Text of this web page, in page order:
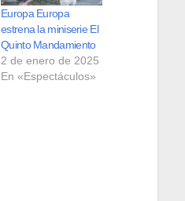
Europa Europa
estrena la miniserie El
Quinto Mandamiento
2 de enero de 2025
En «Espectáculos»